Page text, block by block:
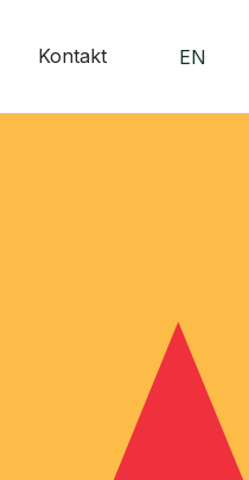
Kontakt EN